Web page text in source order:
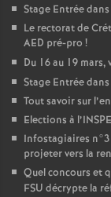
Stage Entrée
Le rectorat de
AED pré-pro !
Du 16 au 19
Stage Entrée
Tout savoir sur
Elections à l’INSPE
Infostagiaires
projeter vers la
Quel concours et
FSU décrypte la